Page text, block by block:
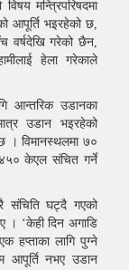
मन्त्रिपरिषदमा
आपूर्ति भइरहेको छ,
वर्षदेखि गरेको छैन,
हेला गरेकाले
आन्तरिक उडानका
उडान भइरहेको
। विमानस्थलमा ७०
केएल संचित गर्ने
संचिति घट्दै गएको
‘केही दिन अगाडि
हप्ताका लागि पुग्ने
आपूर्ति नभए उडान